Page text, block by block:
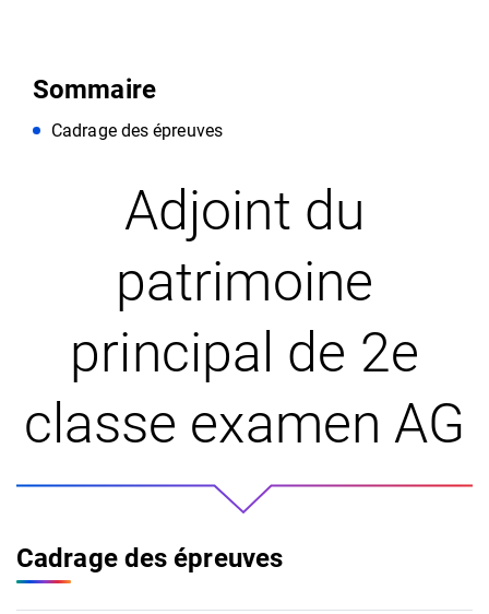
Sommaire
Cadrage des épreuves
Adjoint du
patrimoine
principal de 2e
classe examen AG
Cadrage des épreuves